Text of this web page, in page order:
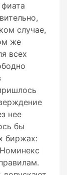
случае,
же
всех
нее
бы
биржах: